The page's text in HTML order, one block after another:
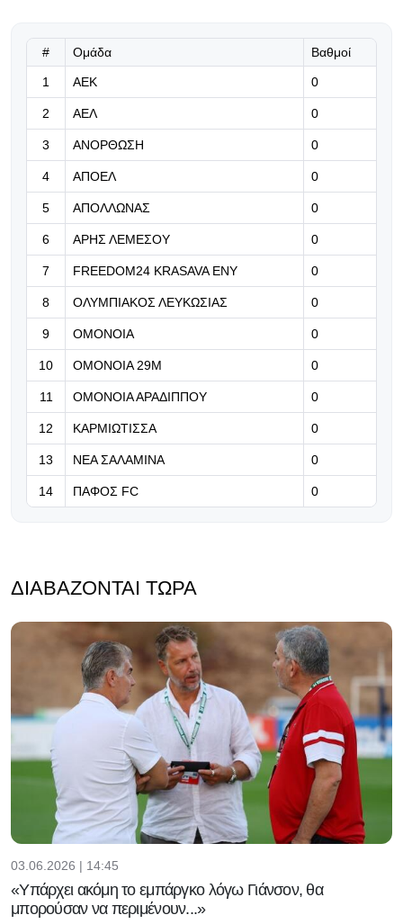
Έκαμψε την αντίσταση της Γκόρνικ
και φλερτάρει με τα playoffs του
Europa League η Φερεντσβάρος
05.08.2026 | 23:33
Ο Παναθηναϊκός έπαθε στο ΟΑΚΑ,
καλείται να μάθει από αυτό και να
προκριθεί μέσω Βουλγαρίας
Champions League: Άαρχους και
Φενέρμπαχτε έκαναν τη... δουλειά
και απέκτησαν προβάδισμα
πρόκρισης στα playoffs
05.08.2026 | 23:10
Πειστική εικόνα, πολύτιμο
προβάδισμα
# Ομάδα Βαθμοί
1 ΑΕΚ 0
2 ΑΕΛ 0
3 ΑΝΟΡΘΩΣΗ 0
4 ΑΠΟΕΛ 0
5 ΑΠΟΛΛΩΝΑΣ 0
6 ΑΡΗΣ ΛΕΜΕΣΟΥ 0
7 FREEDOM24 KRASAVA ΕΝΥ 0
8 ΟΛΥΜΠΙΑΚΟΣ ΛΕΥΚΩΣΙΑΣ 0
9 ΟΜΟΝΟΙΑ 0
10 ΟΜΟΝΟΙΑ 29Μ 0
11 ΟΜΟΝΟΙΑ ΑΡΑΔΙΠΠΟΥ 0
12 ΚΑΡΜΙΩΤΙΣΣΑ 0
13 ΝΕΑ ΣΑΛΑΜΙΝΑ 0
14 ΠΑΦΟΣ FC 0
ΔΙΑΒΆΖΟΝΤΑΙ ΤΏΡΑ
03.06.2026 | 14:45
«Υπάρχει ακόμη το εμπάργκο λόγω Γιάνσον, θα
μπορούσαν να περιμένουν...»